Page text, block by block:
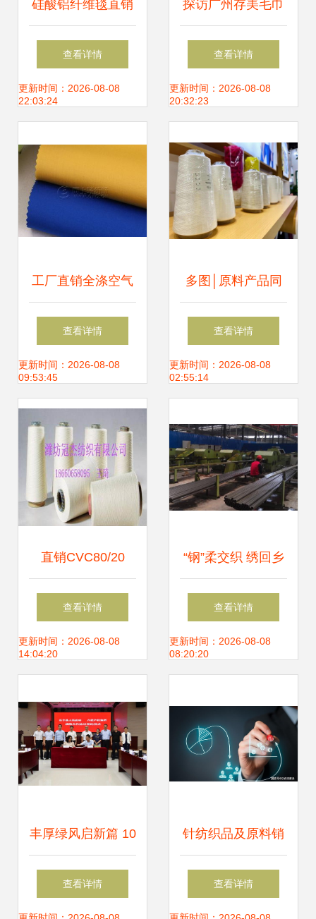
硅酸铝纤维毯直销
优势解析 厂家直供
针刺毯的型号规格
售指南
查看详情
更新时间：2026-08-08
22:03:24
探访广州存美毛巾
厂 从源头看针纺织
品原料销售新商机
查看详情
更新时间：2026-08-08
20:32:23
工厂直销全涤空气
层针织面料 服装面
料的供应链优化与
价值分析
查看详情
更新时间：2026-08-08
09:53:45
多图│原料产品同
台展出 “丝丽雅
造”纺织品抢镜上海
查看详情
更新时间：2026-08-08
02:55:14
直销CVC80/20
40S涤棉混纺纱线
为针纺织品提供高
查看详情
更新时间：2026-08-08
14:04:20
“钢”柔交织 绣回乡
情的650万销售额
之谜
查看详情
更新时间：2026-08-08
08:20:20
丰厚绿风启新篇 10
万资本撬动针纺蓝
查看详情
针纺织品及原料销
售常见问答
查看详情